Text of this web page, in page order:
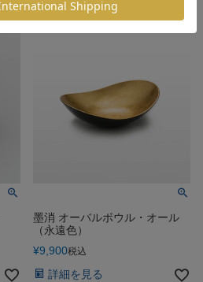
墨消 オーバルボウル・オール
（永遠色）
¥9,900税込
詳細を見る